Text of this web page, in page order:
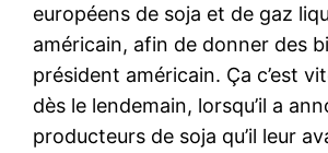
européens de soja et de gaz
américain, afin de donner des
président américain. Ça c’est
dès le lendemain, lorsqu’il a
producteurs de soja qu’il leur